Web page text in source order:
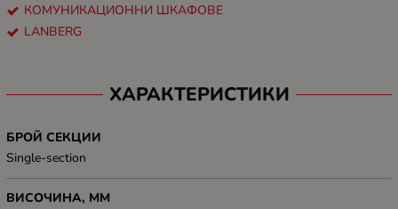
КОМУНИКАЦИОННИ ШКАФОВЕ
LANBERG
ХАРАКТЕРИСТИКИ
БРОЙ СЕКЦИИ
Single-section
ВИСОЧИНА, MM